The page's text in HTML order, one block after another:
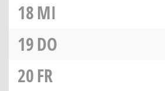
18MI
19DO
20FR